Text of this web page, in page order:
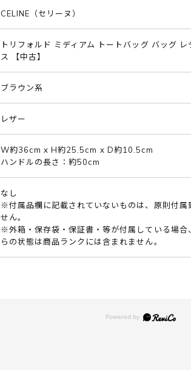
CELINE（セリーヌ）
トリフォルド ミディアム トートバッグ バッグ レ
ス 【中古】
ブラウン系
レザー
W約36cm x H約25.5cm x D約10.5cm
ハンドルの長さ：約50cm
なし
※付属品欄に記載されていないものは、原則付属
せん。
※外箱・保存袋・保証書・等が付属している場合
らの状態は商品ランクには含まれません。